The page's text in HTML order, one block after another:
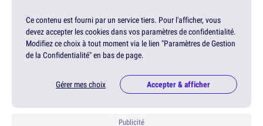
Ce contenu est fourni par un service tiers. Pour l'afficher, vous
devez accepter les cookies dans vos paramètres de confidentialité.
Modifiez ce choix à tout moment via le lien "Paramètres de Gestion
de la Confidentialité" en bas de page.
Gérer mes choix Accepter & afficher
Publicité